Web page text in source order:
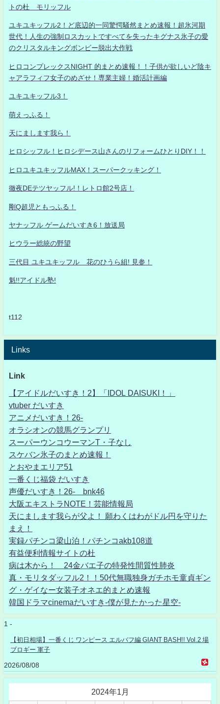
トの杜 モリッフル
ユキユキッフル2！ど底辺的一同驚愕騒然まとめ速報！超氷河期
世代！人生の強制ロスカットですべてを失ったキグナス氷子の愛
のクリスタルキングボンビー脱出大作戦
ヒロコンプレックスNIGHT 的まとめ速報！！子供が欲しいど陰キ
ャアラフィフ女子のめざせ！専業主婦！婚活計画編
ユキユキッフル3！
萌えっふる！
天にまします我ら！
ヒロシッフル！ヒロシデース山さんのリフォームひとりDIY！！
ヒロユキユキッフルMAX！スーパークッキング！
徹夜DEテツヤッフル!！レトロ館2号店！
剛Q超児ともっふる！
ヤナッフル ゲームだいすき6！放送局
ヒウラー総統の野望
三代目 ユキユキッフル 花のひうら組! 見参！
魁!!アイドル塾!
t112
Links
Link
【アイドルだいすき！2】「IDOL DAISUKI！」
vtuber だいすき
アニメだいすき！26-
オラシオンの競馬グランプリ
スーパーウンコウーマンT・子なし
スケバン氷子のまとめ速報！
とおやまエリア51
一番くじ福袋 だいすき
声優だいすき！26- bnk46
大阪エキストラNOTE！芸能情報局
天にまします我らが父よ！ 願わくはわがドル円を守りた
まえ！
実録パチンコ梁山泊！パチンコakb108道
有益便利情報サイトの杜
病は木から！ 24金バエ子の特発性間質性肺炎
真・モリタダッフル2！！50代無職独身ガチホモ童貞ギン
グ・ゲイなー女装子オネエ的まとめ速報
韓国ドラマcinemaだいすき-僕が見たかった星空-
1 -
【初日相場】一番くじ ワンピース エルバフ編 GIANT BASH!! Vol.2 場
ブロギー 軍子
2026/08/08
2024年1月